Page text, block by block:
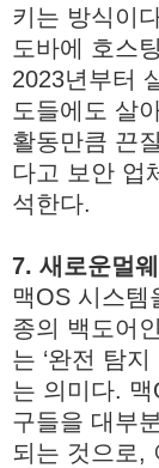
키는 방식이
도바에 호스
2023년부터
도들에도 살
활동만큼 끈
다고 보안 업
석한다.
7. 새로운멀
맥OS 시스템
종의 백도어
는 ‘완전 탐
는 의미다.
구들을 대부
되는 것으로,